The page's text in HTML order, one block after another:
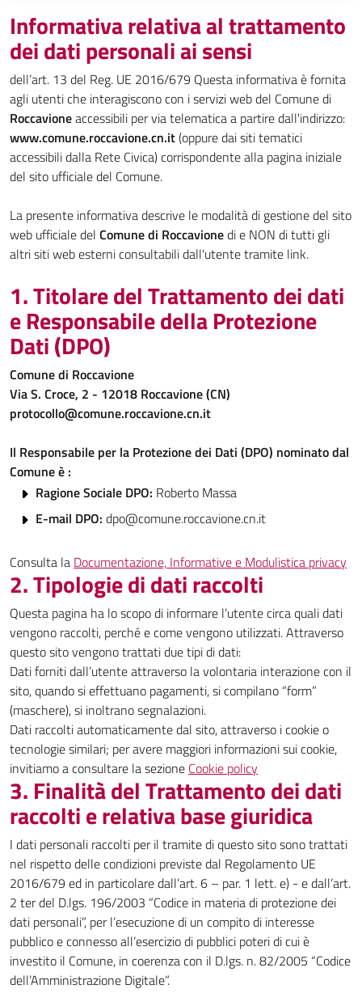
Informativa relativa al trattamento
dei dati personali ai sensi
dell’art. 13 del Reg. UE 2016/679 Questa informativa è fornita
agli utenti che interagiscono con i servizi web del Comune di
Roccavioneaccessibili per via telematica a partire dall'indirizzo:
www.comune.roccavione.cn.it(oppure dai siti tematici
accessibili dalla Rete Civica) corrispondente alla pagina iniziale
del sito ufficiale del Comune.
La presente informativa descrive le modalità di gestione del sito
web ufficiale del Comune di Roccavionedi e NON di tutti gli
altri siti web esterni consultabili dall'utente tramite link.
1. Titolare del Trattamento dei dati
e Responsabile della Protezione
Dati (DPO)
Comune di Roccavione
Via S. Croce, 2 - 12018 Roccavione (CN)
protocollo@comune.roccavione.cn.it
Il Responsabile per la Protezione dei Dati (DPO) nominato dal
Comune è :
Ragione Sociale DPO: Roberto Massa
E-mail DPO: dpo@comune.roccavione.cn.it
Consulta la Documentazione, Informative e Modulistica privacy
2. Tipologie di dati raccolti
Questa pagina ha lo scopo di informare l’utente circa quali dati
vengono raccolti, perché e come vengono utilizzati. Attraverso
questo sito vengono trattati due tipi di dati:
Dati forniti dall’utente attraverso la volontaria interazione con il
sito, quando si effettuano pagamenti, si compilano “form”
(maschere), si inoltrano segnalazioni.
Dati raccolti automaticamente dal sito, attraverso i cookie o
tecnologie similari; per avere maggiori informazioni sui cookie,
invitiamo a consultare la sezione Cookie policy
3. Finalità del Trattamento dei dati
raccolti e relativa base giuridica
I dati personali raccolti per il tramite di questo sito sono trattati
nel rispetto delle condizioni previste dal Regolamento UE
2016/679 ed in particolare dall’art. 6 – par. 1 lett. e) - e dall’art.
2 ter del D.lgs. 196/2003 “Codice in materia di protezione dei
dati personali”, per l’esecuzione di un compito di interesse
pubblico e connesso all’esercizio di pubblici poteri di cui è
investito il Comune, in coerenza con il D.lgs. n. 82/2005 “Codice
dell’Amministrazione Digitale”.